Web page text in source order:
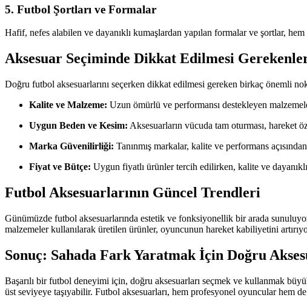
5. Futbol Şortları ve Formalar
Hafif, nefes alabilen ve dayanıklı kumaşlardan yapılan formalar ve şortlar,
Aksesuar Seçiminde Dikkat Edilmesi
Doğru futbol aksesuarlarını seçerken dikkat edilmesi gereken birkaç önemli
Kalite ve Malzeme: Uzun ömürlü ve performansı destekleyen
Uygun Beden ve Kesim: Aksesuarların vücuda tam oturması, hareket
Marka Güvenilirliği: Tanınmış markalar, kalite ve performans
Fiyat ve Bütçe: Uygun fiyatlı ürünler tercih edilirken, kalite ve
Futbol Aksesuarlarının Güncel Trendleri
Günümüzde futbol aksesuarlarında estetik ve fonksiyonellik bir arada
malzemeler kullanılarak üretilen ürünler, oyuncunun hareket kabiliyetini
Sonuç: Sahada Fark Yaratmak İçin Doğru
Başarılı bir futbol deneyimi için, doğru aksesuarları seçmek ve kullanmak
üst seviyeye taşıyabilir. Futbol aksesuarları, hem profesyonel oyuncular hem